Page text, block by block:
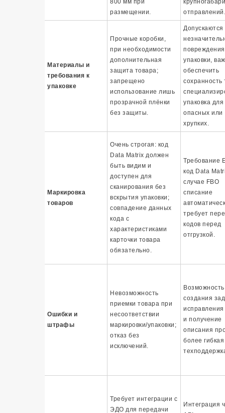
размещении.
отправлений.
Материалы и
требования к
упаковке
Прочные коробки,
при необходимости
дополнительная
защита товара;
запрещено
использование лишь
прозрачной плёнки
без защиты.
Допускаются
повреждения
упаковки,
обеспечить
сохранность
упаковка для
опасных или
хрупких.
Маркировка
товаров
Очень строгая: код
Data Matrix должен
быть видим и
доступен для
сканирования без
вскрытия упаковки;
совпадение данных
кода с
характеристиками
карточки товара
обязательно.
Требование
код Data
случае FBO
списание
требует
кодов перед
отгрузкой.
Ошибки и
штрафы
Невозможность
приемки товара при
несоответствии
маркировки/упаковки;
отказ без
исключений.
Возможность
создания
и получение
описания
более гибкая
Требует интеграции с
ЭДО для передачи
Интеграция